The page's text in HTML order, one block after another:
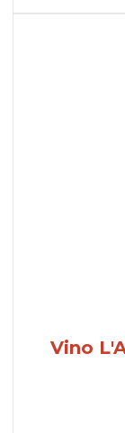
Vino